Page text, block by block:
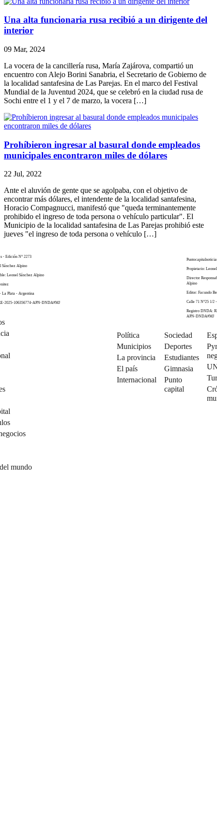
Una alta funcionaria rusa recibió a un dirigente del
interior
09 Mar, 2024
La vocera de la cancillería rusa, María Zajárova, compartió un
encuentro con Alejo Borini Sanabria, el Secretario de Gobierno de
la localidad santafesina de Las Parejas. En el marco del Festival
Mundial de la Juventud 2024, que se celebró en la ciudad rusa de
Sochi entre el 1 y el 7 de marzo, la vocera […]
Prohíbieron ingresar al basural donde empleados
municipales encontraron miles de dólares
22 Jul, 2022
Ante el aluvión de gente que se agolpaba, con el objetivo de
encontrar más dólares, el intendente de la localidad santafesina,
Horacio Compagnucci, manifestó que "queda terminantemente
prohibido el ingreso de toda persona o vehículo particular". El
Municipio de la localidad santafesina de Las Parejas prohibió este
jueves "el ingreso de toda persona o vehículo […]
- Edición N° 2273
Sánchez Alpino
Leonel Sánchez Alpino
La Plata - Argentina
2025-106356774-APN-DNDA#MJ
mundo
Propietario:
Director
Alpino
Editor: Facundo
Calle 71 N°25 1/2
Registro DNDA:
APN-DNDA#MJ
Política
Municipios
La provincia
El país
Internacional
Sociedad
Deportes
Estudiantes
Gimnasia
Punto
capital